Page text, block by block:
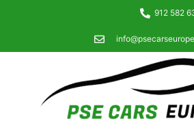
912 582